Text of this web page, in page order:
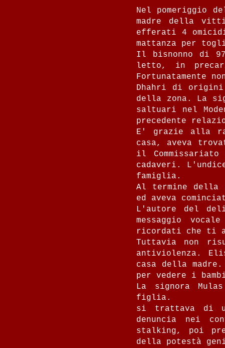
Nel pomeriggio
madre della
efferati 4
mattanza per
Il bisnonno di
letto, in
Fortunatamente
Dhahri di origini
della zona. La
saltuari nel
precedente
E' grazie alla
casa, aveva
il
cadaveri.
famiglia.‍
Al termine della
ed aveva
L'autore del
messaggio
ricordati che ti
Tuttavia non
antiviolenza.
casa della
per vedere i
La signora
figlia.
si trattava di
denuncia nei
stalking, poi
della potestà